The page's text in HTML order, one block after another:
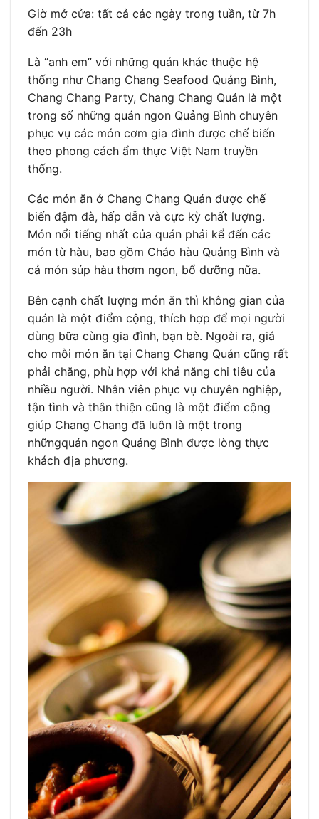
Giờ mở cửa: tất cả các ngày trong tuần, từ 7h
đến 23h
Là “anh em” với những quán khác thuộc hệ
thống như Chang Chang Seafood Quảng Bình,
Chang Chang Party, Chang Chang Quán là một
trong số những quán ngon Quảng Bình chuyên
phục vụ các món cơm gia đình được chế biến
theo phong cách ẩm thực Việt Nam truyền
thống.
Các món ăn ở Chang Chang Quán được chế
biến đậm đà, hấp dẫn và cực kỳ chất lượng.
Món nổi tiếng nhất của quán phải kể đến các
món từ hàu, bao gồm Cháo hàu Quảng Bình và
cả món súp hàu thơm ngon, bổ dưỡng nữa.
Bên cạnh chất lượng món ăn thì không gian của
quán là một điểm cộng, thích hợp để mọi người
dùng bữa cùng gia đình, bạn bè. Ngoài ra, giá
cho mỗi món ăn tại Chang Chang Quán cũng rất
phải chăng, phù hợp với khả năng chi tiêu của
nhiều người. Nhân viên phục vụ chuyên nghiệp,
tận tình và thân thiện cũng là một điểm cộng
giúp Chang Chang đã luôn là một trong
nhữngquán ngon Quảng Bình được lòng thực
khách địa phương.